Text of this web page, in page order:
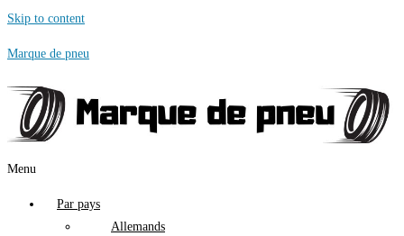
Skip to content
Marque de pneu
Menu
Par pays
Allemands